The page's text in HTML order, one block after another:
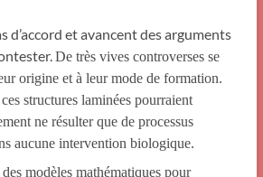
d’accord et avancent des arguments
De très vives controverses se
origine et à leur mode de formation.
structures laminées pourraient
ne résulter que de processus
aucune intervention biologique.
modèles mathématiques pour